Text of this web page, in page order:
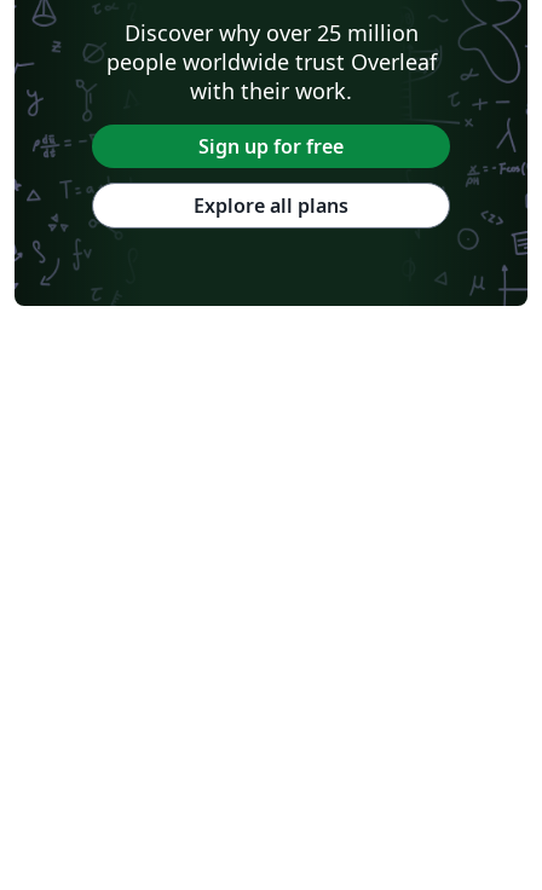
Discover why over 25 million
people worldwide trust Overleaf
with their work.
Sign up for free
Explore all plans